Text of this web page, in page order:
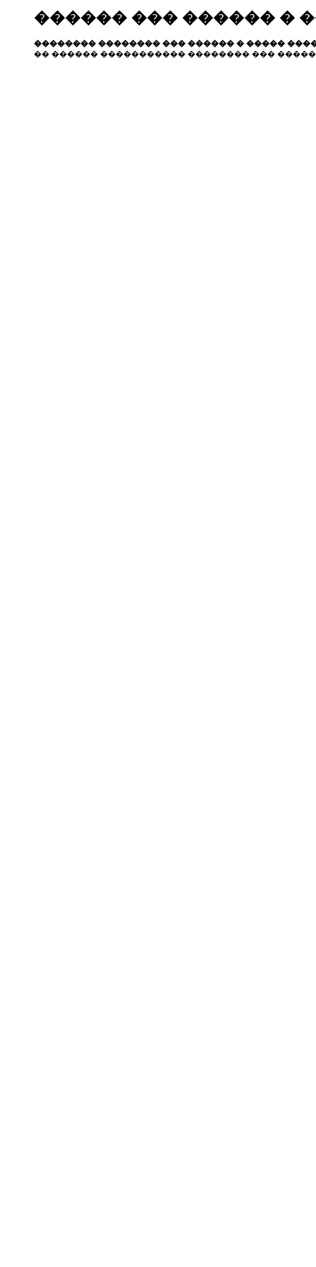
������ ��� ������ �
�������� �������� ��� ������ � �����
�� ������ ����������� �������� ���